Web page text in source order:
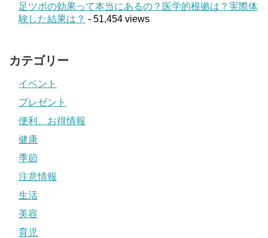
足ツボの効果って本当にあるの？医学的根拠は？実際体
験した結果は？ - 51,454 views
カテゴリー
イベント
プレゼント
便利、お得情報
健康
季節
注意情報
生活
美容
育児